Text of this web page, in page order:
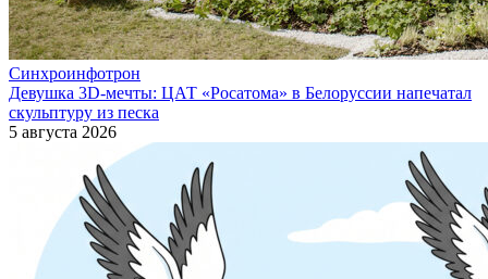
Синхроинфотрон
Девушка 3D-мечты: ЦАТ «Росатома» в Белоруссии напечатал
скульптуру из песка
5 августа 2026